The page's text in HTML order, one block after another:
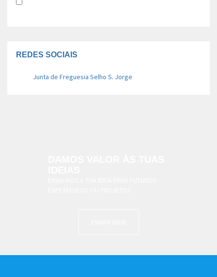
REDES SOCIAIS
Junta de Freguesia Selho S. Jorge